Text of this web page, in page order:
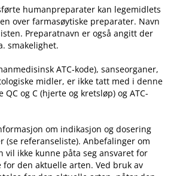
humanpreparater kan legemidlets
over farmasøytiske preparater. Navn
Preparatnavn er også angitt der
smakelighet.
ATC-kode), sanseorganer,
midler, er ikke tatt med i denne
og C (hjerte og kretsløp) og ATC-
om indikasjon og dosering
(se referanseliste). Anbefalinger om
ikke kunne påta seg ansvaret for
den aktuelle arten. Ved bruk av